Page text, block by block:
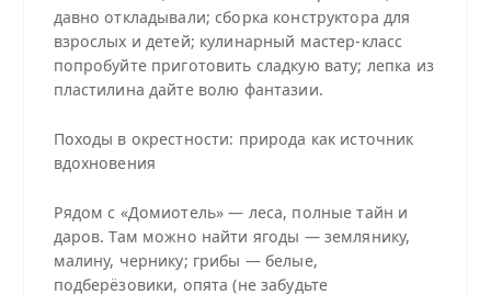
давно откладывали; сборка конструктора для
взрослых и детей; кулинарный мастер‑класс
попробуйте приготовить сладкую вату; лепка из
пластилина дайте волю фантазии.
Походы в окрестности: природа как источник
вдохновения
Рядом с «Домиотель» — леса, полные тайн и
даров. Там можно найти ягоды — землянику,
малину, чернику; грибы — белые,
подберёзовики, опята (не забудьте